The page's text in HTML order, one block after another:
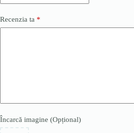
Recenzia ta *
Încarcă imagine (Opțional)